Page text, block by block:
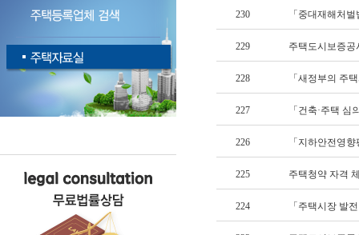
230 「중대재해처
229 주택도시보증
228 「새정부의 주
227 「건축·주택
226 「지하안전영
225 주택청약 자격
224 「주택시장 발